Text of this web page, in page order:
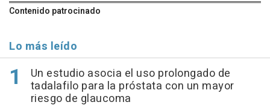
Contenido patrocinado
Lo más leído
Un estudio asocia el uso prolongado de
tadalafilo para la próstata con un mayor
riesgo de glaucoma